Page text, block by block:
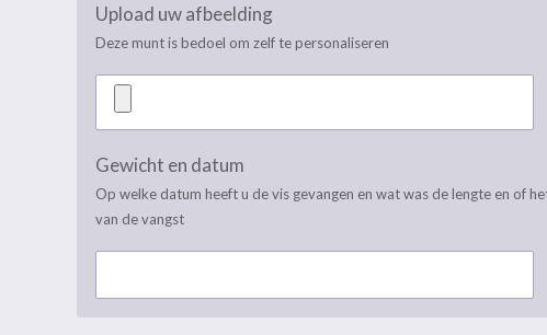
Upload uw afbeelding
Deze munt is bedoel om zelf te personaliseren
Gewicht en datum
Op welke datum heeft u de vis gevangen en wat was de lengte en of
van de vangst